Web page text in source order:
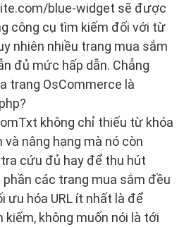
blue-widget sẽ được
công cụ tìm kiếm đối với từ
nhiên nhiều trang mua sắm
đủ mức hấp dẫn. Chẳng
trang OsCommerce là
không chỉ thiếu từ khóa
và nâng hạng mà nó còn
cứu đủ hay để thu hút
các trang mua sắm đều
ưu hóa URL ít nhất là để
kiếm, không muốn nói là tới